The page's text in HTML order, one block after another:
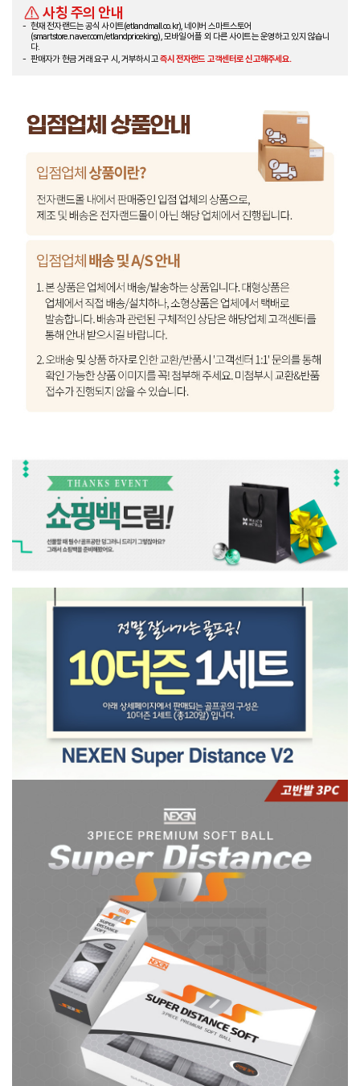
사칭 주의 안내
현재 전자랜드는 공식 사이트(etlandmall.co.kr), 네이버 스마트스토어
(smartstore.naver.com/etlandpriceking), 모바일 어플 외 다른 사이트는 운영하고 있지 않습니
다.
판매자가 현금 거래 요구 시, 거부하시고즉시 전자랜드 고객센터로 신고해주세요.